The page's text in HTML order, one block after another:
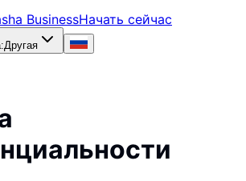
BusinessНачать сейчас
:Другая